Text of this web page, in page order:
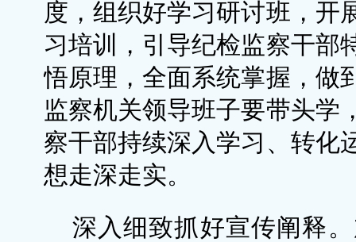
度，组织好学习研讨班，开
习培训，引导纪检监察干部
悟原理，全面系统掌握，做
监察机关领导班子要带头学
察干部持续深入学习、转化
想走深走实。
深入细致抓好宣传阐释